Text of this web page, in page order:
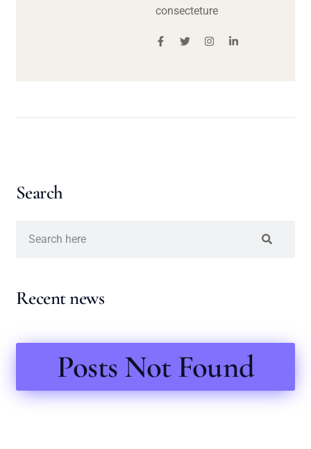
consecteture
Search
Recent news
Posts Not Found